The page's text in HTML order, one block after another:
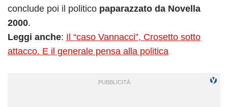
conclude poi il politico paparazzato da Novella
2000.
Leggi anche: Il “caso Vannacci”, Crosetto sotto
attacco. E il generale pensa alla politica